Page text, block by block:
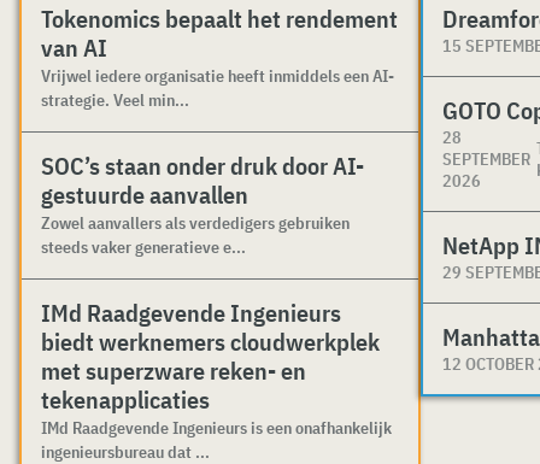
Tokenomics bepaalt het rendement
van AI
Vrijwel iedere organisatie heeft inmiddels een AI-
strategie. Veel min...
SOC’s staan onder druk door AI-
gestuurde aanvallen
Zowel aanvallers als verdedigers gebruiken
steeds vaker generatieve e...
IMd Raadgevende Ingenieurs
biedt werknemers cloudwerkplek
met superzware reken- en
tekenapplicaties
IMd Raadgevende Ingenieurs is een onafhankelijk
ingenieursbureau dat ...
15
GOTO
28
SEPTEMBER
2026
NetApp
29
12